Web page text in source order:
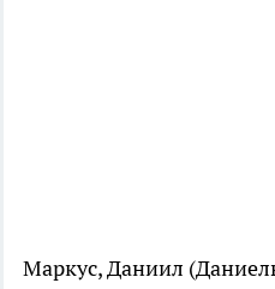
Маркус, Даниил